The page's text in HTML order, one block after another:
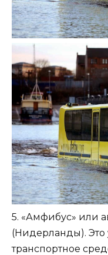
5. «Амфибус» или
(Нидерланды). Это
транспортное